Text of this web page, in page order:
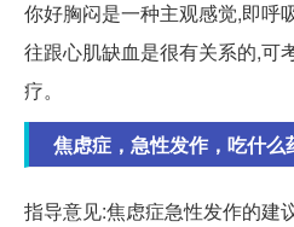
你好胸闷是一种主观感觉,即呼
往跟心肌缺血是很有关系的,可
疗。
焦虑症，急性发作，吃什么
指导意见:焦虑症急性发作的建